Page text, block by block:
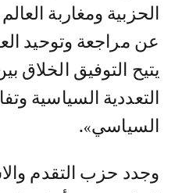
الحزبية ومغاربة
عن مراجعة وتوحيد
يتيح التوفيق
التعددية السياسية
السياسي».
وجدد حزب التقدم